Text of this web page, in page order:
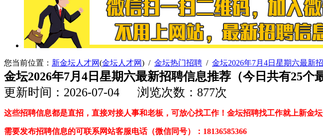
您当前位置： 新金坛人才网(金坛人才网) / 金坛热门招聘 / 金坛2026年7月4日星期六最新
金坛2026年7月4日星期六最新招聘信息推荐（今日共有25个
更新时间：2026-07-04 浏览次数：877次
这些招聘信息都是直招，直接对接人事和老板，可放心找工作！金坛招聘找工作就上新金
需要发布招聘信息的可联系网站客服电话（微信同号） ：18136585366